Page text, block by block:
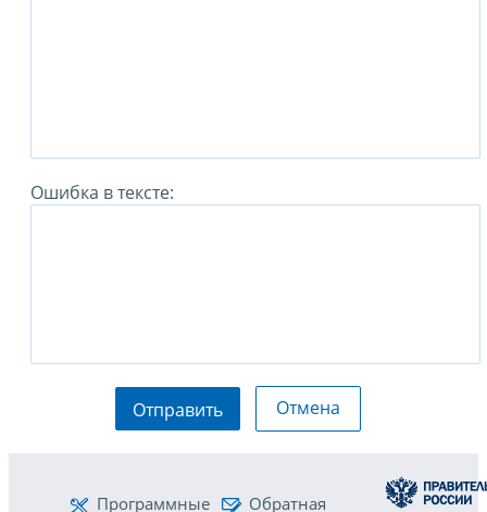
Ошибка в тексте:
Отправить Отмена
Программные
Обратная